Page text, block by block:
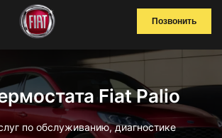
Позвонить
Fiat Palio
по обслуживанию, диагностике